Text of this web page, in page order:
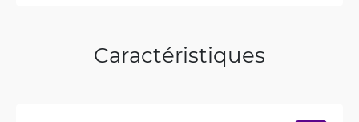
Caractéristiques